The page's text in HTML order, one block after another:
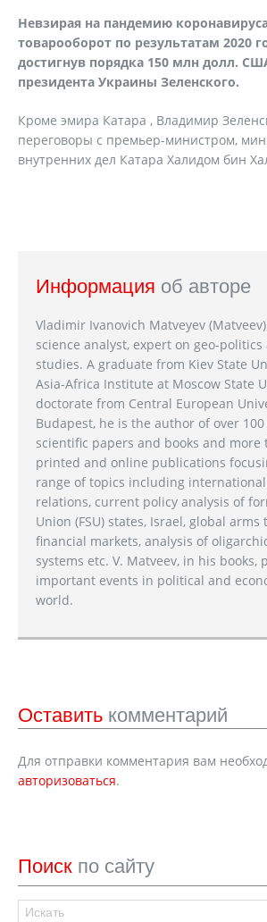
Невзирая на пандемию
товарооборот по результатам 2020
достигнув порядка 150 млн долл.
президента Украины Зеленского.
Кроме эмира Катара , Владимир
переговоры с премьер-министром,
внутренних дел Катара Халидом бин
Информация об авторе
Vladimir Ivanovich Matveyev
science analyst, expert on geo-
studies. A graduate from Kiev State
Asia-Africa Institute at Moscow State
doctorate from Central European
Budapest, he is the author of over
scientific papers and books and more
printed and online publications
range of topics including
relations, current policy analysis of
Union (FSU) states, Israel, global arms
financial markets, analysis of
systems etc. V. Matveev, in his books,
important events in political and
world.
Оставить комментарий
Для отправки комментария вам
авторизоваться.
Поиск по сайту